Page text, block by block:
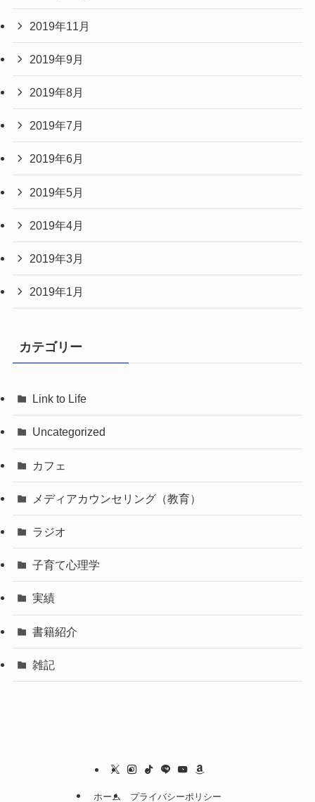
2019年11月
2019年9月
2019年8月
2019年7月
2019年6月
2019年5月
2019年4月
2019年3月
2019年1月
カテゴリー
Link to Life
Uncategorized
カフェ
メディアカウンセリング（教育）
ラジオ
子育て心理学
実績
書籍紹介
雑記
ホーム プライバシーポリシー